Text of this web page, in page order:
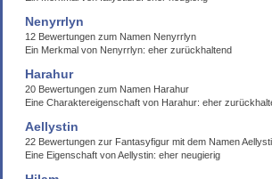
Nenyrrlyn
12 Bewertungen zum Namen Nenyrrlyn
Ein Merkmal von Nenyrrlyn: eher zurückhaltend
Harahur
20 Bewertungen zum Namen Harahur
Eine Charaktereigenschaft von Harahur: eher
Aellystin
22 Bewertungen zur Fantasyfigur mit dem Namen
Eine Eigenschaft von Aellystin: eher neugierig